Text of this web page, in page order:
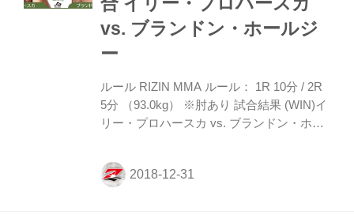
ジャブ仕掛けるが浅倉も右ジャブがヒット
するなど応戦。浅倉が強引にタックルで倒
しに行くが残り1分で浜崎がテイクダウン
から...
vs. ブランドン・ホールジ
ー
ルール RIZIN MMA ルール： 1R 10分 / 2R
5分 （93.0kg） ※肘あり 試合結果 (WIN)イ
リー・プロハースカ vs. ブランドン・ホー
ストップ：グラウンドパンチ) 試合内容 1R
からブランドン・ホールジーがテイクダウ